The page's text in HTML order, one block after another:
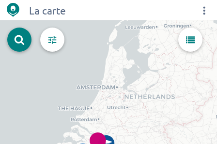
La carte